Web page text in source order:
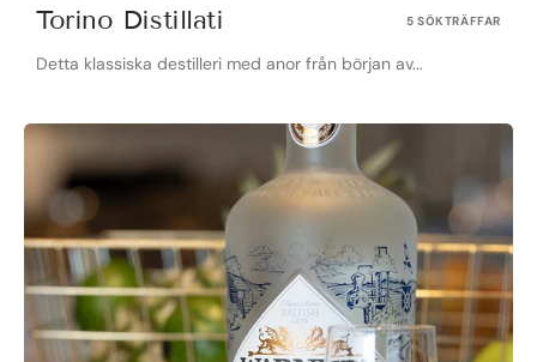
Torino Distillati 5 SÖKTRÄFFAR
Detta klassiska destilleri med anor från början av...